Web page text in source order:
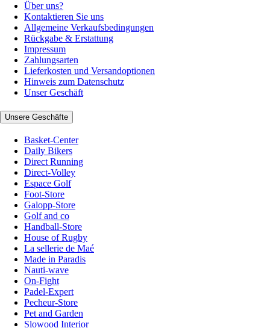
Über uns?
Kontaktieren Sie uns
Allgemeine Verkaufsbedingungen
Rückgabe & Erstattung
Impressum
Zahlungsarten
Lieferkosten und Versandoptionen
Hinweis zum Datenschutz
Unser Geschäft
Unsere Geschäfte
Basket-Center
Daily Bikers
Direct Running
Direct-Volley
Espace Golf
Foot-Store
Galopp-Store
Golf and co
Handball-Store
House of Rugby
La sellerie de Maé
Made in Paradis
Nauti-wave
On-Fight
Padel-Expert
Pecheur-Store
Pet and Garden
Slowood Interior